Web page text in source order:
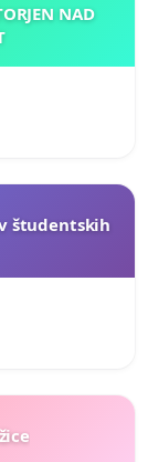
NAD
študentskih